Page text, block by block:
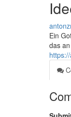
Ein
das